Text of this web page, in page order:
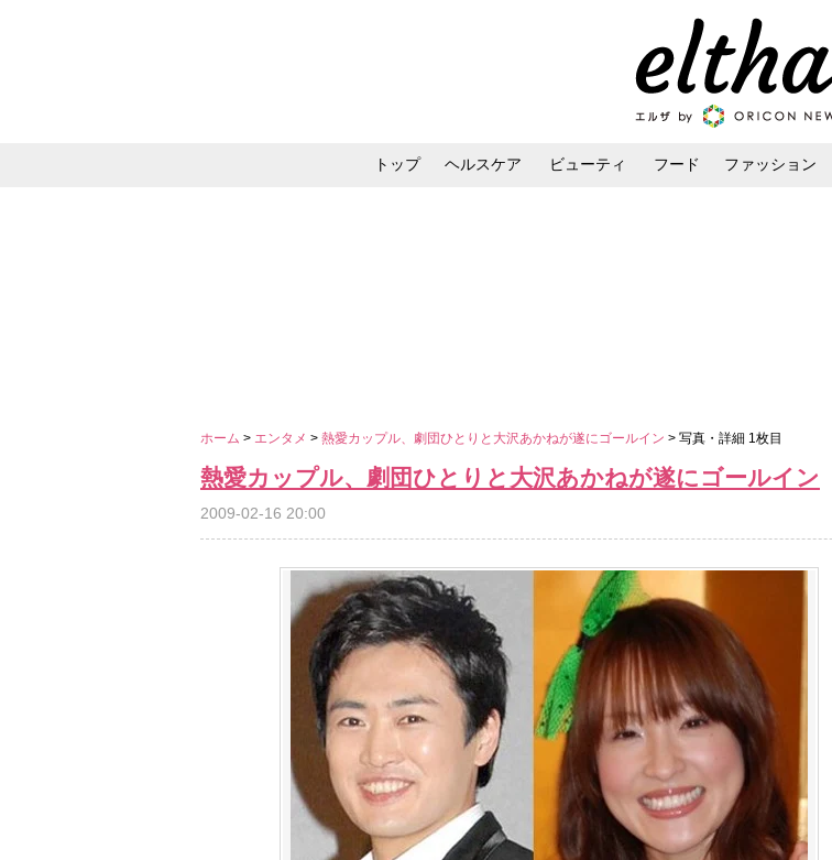
トップ ヘルスケア ビューティ フード ファッション
ホーム > エンタメ > 熱愛カップル、劇団ひとりと大沢あかねが遂にゴールイン > 写真・詳細 1枚目
熱愛カップル、劇団ひとりと大沢あかねが遂にゴールイン
2009-02-16 20:00